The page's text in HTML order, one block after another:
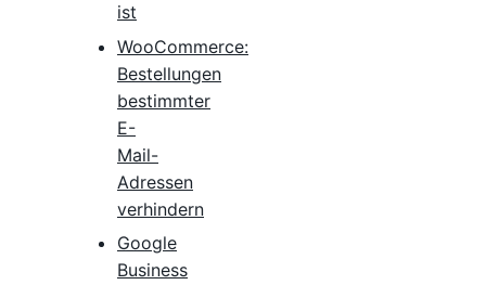
ist
WooCommerce:
Bestellungen
bestimmter
E-
Mail-
Adressen
verhindern
Google
Business